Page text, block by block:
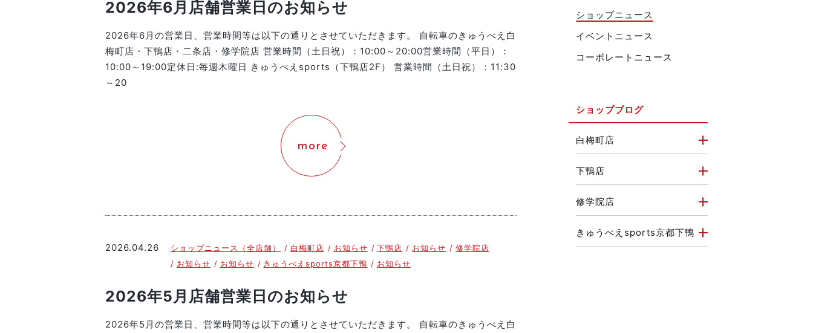
2026年6月店舗営業日のお知らせ
2026年6月の営業日、営業時間等は以下の通りとさせていただきます。 自転車のきゅうべえ白
梅町店・下鴨店・二条店・修学院店 営業時間（土日祝）：10:00～20:00営業時間（平日）：
10:00～19:00定休日:毎週木曜日 きゅうべえsports（下鴨店2F） 営業時間（土日祝）：11:30
～20
more
2026.04.26 ショップニュース（全店舗） 白梅町店 お知らせ 下鴨店 お知らせ
修学院店
お知らせ
お知らせ きゅうべえsports京都下鴨 お知らせ
2026年5月店舗営業日のお知らせ
2026年5月の営業日、営業時間等は以下の通りとさせていただきます。 自転車のきゅうべえ白
ショップニュース
イベントニュース
コーポレートニュース
ショップブログ
白梅町店
下鴨店
修学院店
きゅうべえsports京都下鴨